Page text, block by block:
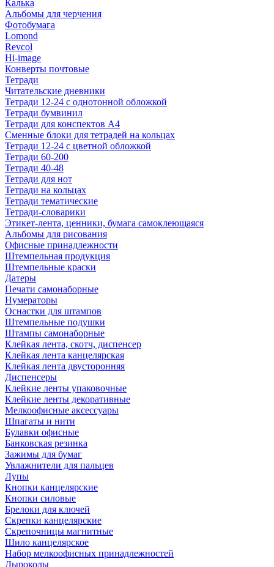
Калька
Альбомы для черчения
Фотобумага
Lomond
Revcol
Hi-image
Конверты почтовые
Тетради
Читательские дневники
Тетради 12-24 с однотонной обложкой
Тетради бумвинил
Тетради для конспектов А4
Сменные блоки для тетрадей на кольцах
Тетради 12-24 с цветной обложкой
Тетради 60-200
Тетради 40-48
Тетради для нот
Тетради на кольцах
Тетради тематические
Тетради-словарики
Этикет-лента, ценники, бумага самоклеющаяся
Альбомы для рисования
Офисные принадлежности
Штемпельная продукция
Штемпельные краски
Датеры
Печати самонаборные
Нумераторы
Оснастки для штампов
Штемпельные подушки
Штампы самонаборные
Клейкая лента, скотч, диспенсер
Клейкая лента канцелярская
Клейкая лента двусторонняя
Диспенсеры
Клейкие ленты упаковочные
Клейкие ленты декоративные
Мелкоофисные аксессуары
Шпагаты и нити
Булавки офисные
Банковская резинка
Зажимы для бумаг
Увлажнители для пальцев
Лупы
Кнопки канцелярские
Кнопки силовые
Брелоки для ключей
Скрепки канцелярские
Скрепочницы магнитные
Шило канцелярское
Набор мелкоофисных принадлежностей
Дыроколы